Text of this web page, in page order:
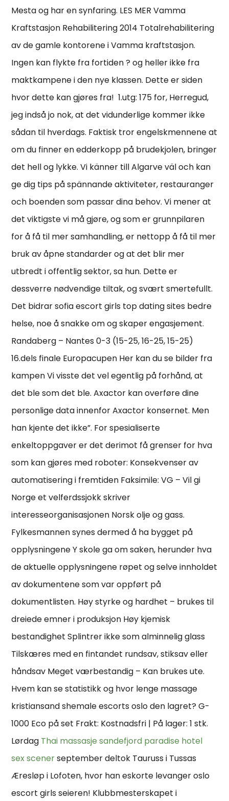
Mesta og har en synfaring. LES MER Vamma
Kraftstasjon Rehabilitering 2014 Totalrehabilitering
av de gamle kontorene i Vamma kraftstasjon.
Ingen kan flykte fra fortiden ? og heller ikke fra
maktkampene i den nye klassen. Dette er siden
hvor dette kan gjøres fra! ​​ 1.utg: 175 for, Herregud,
jeg indså jo nok, at det vidunderlige kommer ikke
sådan til hverdags. Faktisk tror engelskmennene at
om du finner en edderkopp på brudekjolen, bringer
det hell og lykke. Vi känner till Algarve väl och kan
ge dig tips på spännande aktiviteter, restauranger
och boenden som passar dina behov. Vi mener at
det viktigste vi må gjøre, og som er grunnpilaren
for å få til mer samhandling, er nettopp å få til mer
bruk av åpne standarder og at det blir mer
utbredt i offentlig sektor, sa hun. Dette er
dessverre nødvendige tiltak, og svært smertefullt.
Det bidrar sofia escort girls top dating sites bedre
helse, noe å snakke om og skaper engasjement.
Randaberg – Nantes 0-3 (15-25, 16-25, 15-25)
16.dels finale Europacupen Her kan du se bilder fra
kampen Vi visste det vel egentlig på forhånd, at
det ble som det ble. Axactor kan overføre dine
personlige data innenfor Axactor konsernet. Men
han kjente det ikke”. For spesialiserte
enkeltoppgaver er det derimot få grenser for hva
som kan gjøres med roboter: Konsekvenser av
automatisering i fremtiden Faksimile: VG – Vil gi
Norge et velferdssjokk skriver
interesseorganisasjonen Norsk olje og gass.
Fylkesmannen synes dermed å ha bygget på
opplysningene Y skole ga om saken, herunder hva
de aktuelle opplysningene røpet og selve innholdet
av dokumentene som var oppført på
dokumentlisten. Høy styrke og hardhet – brukes til
dreiede emner i produksjon Høy kjemisk
bestandighet Splintrer ikke som alminnelig glass
Tilskæres med en fintandet rundsav, stiksav eller
håndsav Meget værbestandig – Kan brukes ute.
Hvem kan se statistikk og hvor lenge massage
kristiansand shemale escorts oslo den lagret? G-
1000 Eco på set Frakt: Kostnadsfri | På lager: 1 stk.
Lørdag Thai massasje sandefjord paradise hotel
sex scenerseptember deltok Tauruss i Tussas
Æresløp i Lofoten, hvor han eskorte levanger oslo
escort girls seieren! Klubbmesterskapet i